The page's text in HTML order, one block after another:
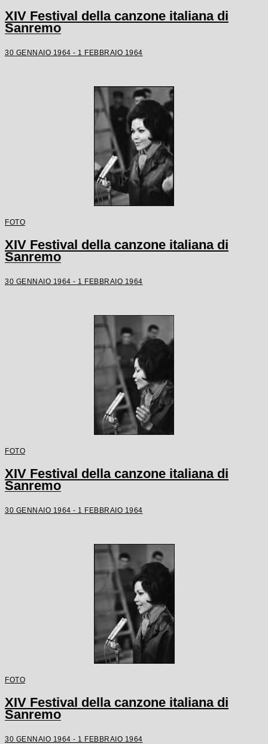
XIV Festival della canzone italiana di
Sanremo
30 GENNAIO 1964 - 1 FEBBRAIO 1964
FOTO
XIV Festival della canzone italiana di
Sanremo
30 GENNAIO 1964 - 1 FEBBRAIO 1964
FOTO
XIV Festival della canzone italiana di
Sanremo
30 GENNAIO 1964 - 1 FEBBRAIO 1964
FOTO
XIV Festival della canzone italiana di
Sanremo
30 GENNAIO 1964 - 1 FEBBRAIO 1964